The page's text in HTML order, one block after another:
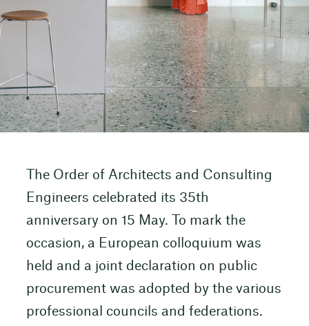
The Order of Architects and Consulting
Engineers celebrated its 35th
anniversary on 15 May. To mark the
occasion, a European colloquium was
held and a joint declaration on public
procurement was adopted by the various
professional councils and federations.